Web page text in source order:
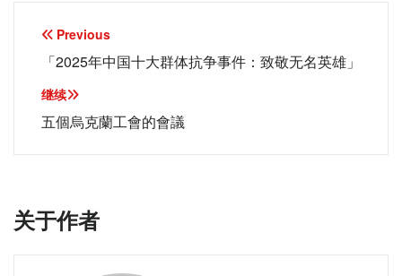
文
章
导
航
Previous
「2025年中国十大群体抗争事件：致敬无名英雄」
继续
五個烏克蘭工會的會議
关于作者